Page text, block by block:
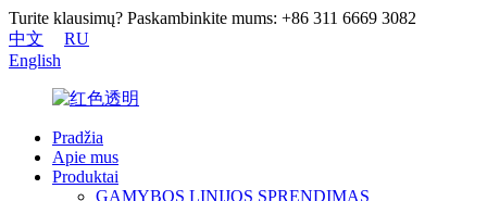
Turite klausimų? Paskambinkite mums: +86 311 6669 3082
中文
RU
English
Pradžia
Apie mus
Produktai
GAMYBOS LINIJOS SPRENDIMAS